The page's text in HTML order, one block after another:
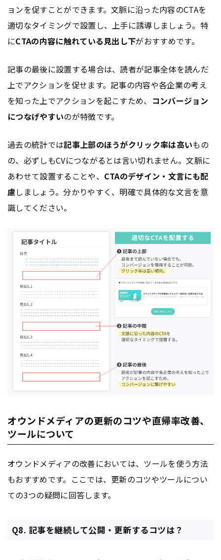
ョンを促すことができます。文脈に沿った内容のCTAを
適切なタイミングで設置し、上手に誘導しましょう。特
にCTAの内容に触れている見出し下がおすすめです。
記事の最後に設置する場合は、読者が記事全体を読んだ
上でアクションを促せます。記事の内容や各企業の考え
を知った上でアクションを起こすため、 コンバージョン
につなげやすいのが特徴です。
過去の統計では記事上部のほうがクリック率は高いもの
の、必ずしもCVにつながるとは言い切れません。文脈に
あわせて設置することや、 CTAのデザイン・文言にも配
慮しましょう。分かりやすく、明確で具体的な文言を意
識してください。
オウンドメディアの更新のコツや直帰率改善、
ツールについて
オウンドメディアの改善においては、ツールを使う方法
もおすすめです。ここでは、更新のコツやツールについ
ての3つの疑問に回答します。
Q8. 記事を継続して公開・更新するコツは？